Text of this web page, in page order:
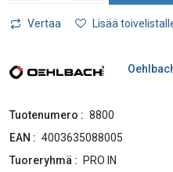
Vertaa Lisää
Tuotenumero : 8800
EAN : 4003635088005
Tuoreryhmä :
PRO IN